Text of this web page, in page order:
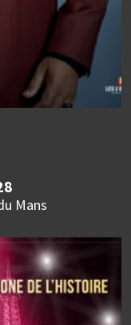
Mans